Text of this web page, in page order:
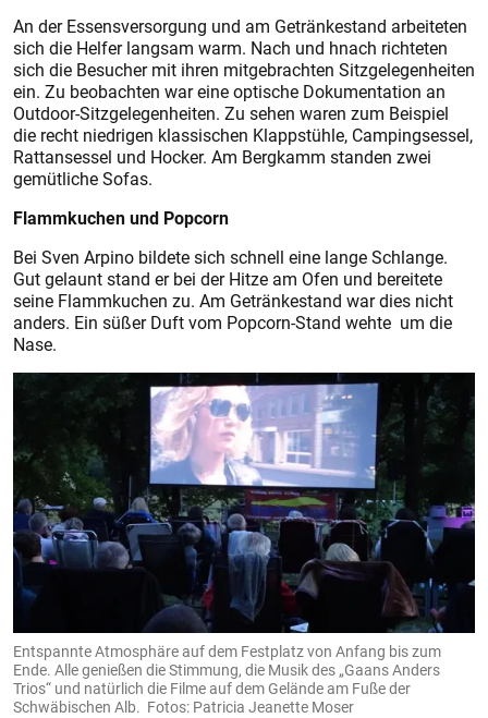
An der Essensversorgung und am Getränkestand arbeiteten
sich die Helfer langsam warm. Nach und hnach richteten
sich die Besucher mit ihren mitgebrachten Sitzgelegenheiten
ein. Zu beobachten war eine optische Dokumentation an
Outdoor-Sitzgelegenheiten. Zu sehen waren zum Beispiel
die recht niedrigen klassischen Klappstühle, Campingsessel,
Rattansessel und Hocker. Am Bergkamm standen zwei
gemütliche Sofas.
Flammkuchen und Popcorn
Bei Sven Arpino bildete sich schnell eine lange Schlange.
Gut gelaunt stand er bei der Hitze am Ofen und bereitete
seine Flammkuchen zu. Am Getränkestand war dies nicht
anders. Ein süßer Duft vom Popcorn-Stand wehte um die
Nase.
Entspannte Atmosphäre auf dem Festplatz von Anfang bis zum
Ende. Alle genießen die Stimmung, die Musik des „Gaans Anders
Trios“ und natürlich die Filme auf dem Gelände am Fuße der
Schwäbischen Alb. Fotos: Patricia Jeanette Moser